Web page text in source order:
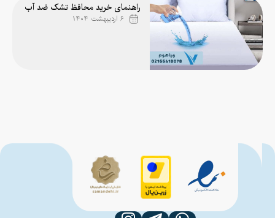
راهنمای خرید محافظ تشک ضد آب
۶ اردیبهشت ۱۴۰۴